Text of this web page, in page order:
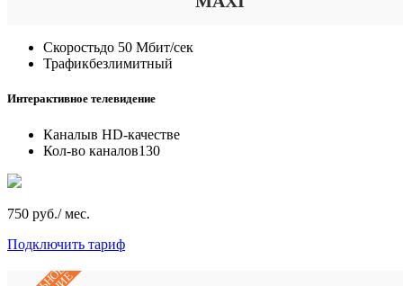
Скоростьдо 50 Мбит/сек
Трафикбезлимитный
Интерактивное телевидение
Каналыв HD-качестве
Кол-во каналов130
750 руб./ мес.
Подключить тариф